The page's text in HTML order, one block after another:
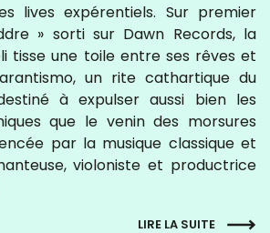
lives expérentiels. Sur premier
» sorti sur Dawn Records, la
tisse une toile entre ses rêves et
un rite cathartique du
à expulser aussi bien les
que le venin des morsures
par la musique classique et
violoniste et productrice
LIRE LA SUITE